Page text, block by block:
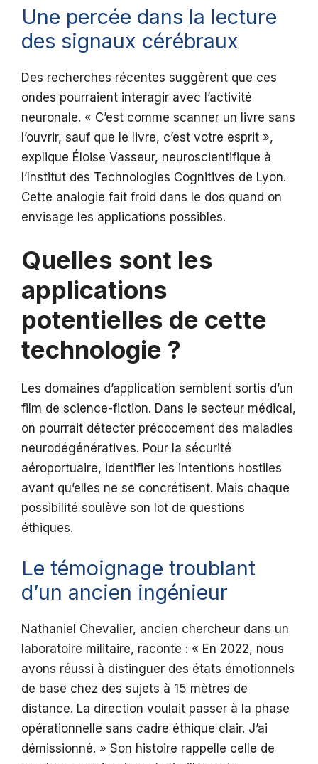
Une percée dans la lecture
des signaux cérébraux
Des recherches récentes suggèrent que ces
ondes pourraient interagir avec l’activité
neuronale. « C’est comme scanner un livre sans
l’ouvrir, sauf que le livre, c’est votre esprit »,
explique Éloise Vasseur, neuroscientifique à
l’Institut des Technologies Cognitives de Lyon.
Cette analogie fait froid dans le dos quand on
envisage les applications possibles.
Quelles sont les
applications
potentielles de cette
technologie ?
Les domaines d’application semblent sortis d’un
film de science-fiction. Dans le secteur médical,
on pourrait détecter précocement des maladies
neurodégénératives. Pour la sécurité
aéroportuaire, identifier les intentions hostiles
avant qu’elles ne se concrétisent. Mais chaque
possibilité soulève son lot de questions
éthiques.
Le témoignage troublant
d’un ancien ingénieur
Nathaniel Chevalier, ancien chercheur dans un
laboratoire militaire, raconte : « En 2022, nous
avons réussi à distinguer des états émotionnels
de base chez des sujets à 15 mètres de
distance. La direction voulait passer à la phase
opérationnelle sans cadre éthique clair. J’ai
démissionné. » Son histoire rappelle celle de